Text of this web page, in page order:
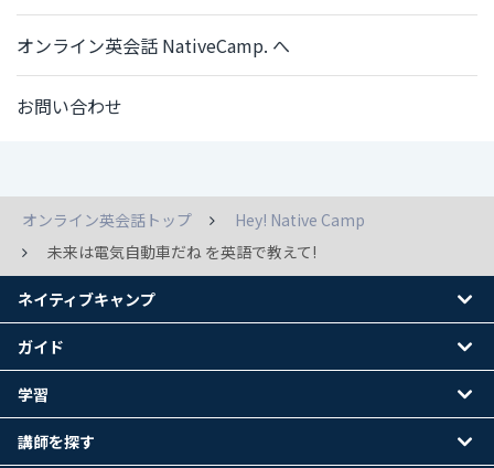
オンライン英会話 NativeCamp. へ
お問い合わせ
オンライン英会話トップ
Hey! Native Camp
未来は電気自動車だね を英語で教えて!
ネイティブキャンプ
ガイド
学習
講師を探す